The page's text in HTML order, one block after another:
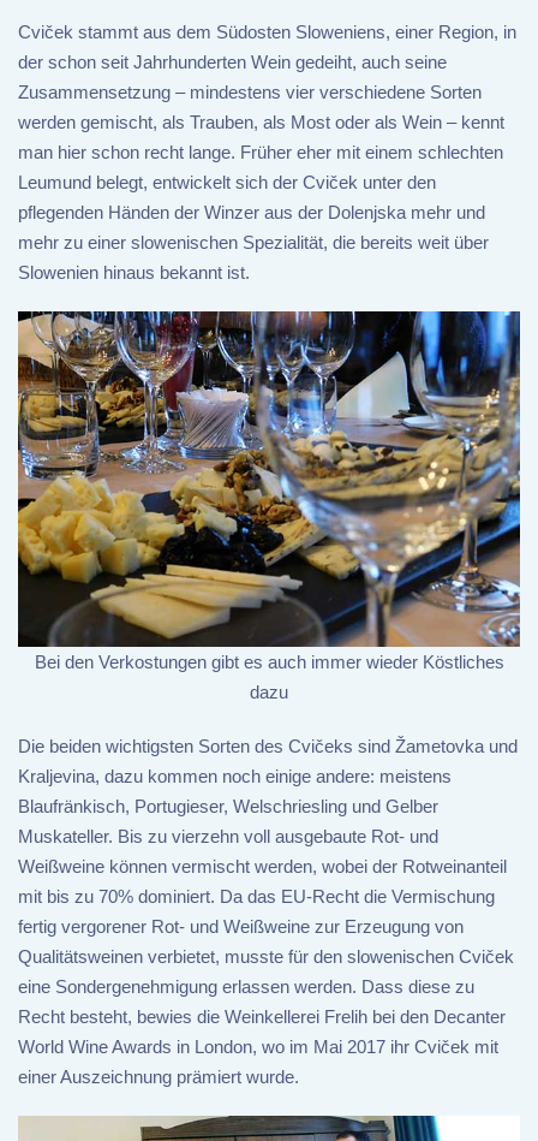
Cviček stammt aus dem Südosten Sloweniens, einer Region, in
der schon seit Jahrhunderten Wein gedeiht, auch seine
Zusammensetzung – mindestens vier verschiedene Sorten
werden gemischt, als Trauben, als Most oder als Wein – kennt
man hier schon recht lange. Früher eher mit einem schlechten
Leumund belegt, entwickelt sich der Cviček unter den
pflegenden Händen der Winzer aus der Dolenjska mehr und
mehr zu einer slowenischen Spezialität, die bereits weit über
Slowenien hinaus bekannt ist.
Bei den Verkostungen gibt es auch immer wieder Köstliches
dazu
Die beiden wichtigsten Sorten des Cvičeks sind Žametovka und
Kraljevina, dazu kommen noch einige andere: meistens
Blaufränkisch, Portugieser, Welschriesling und Gelber
Muskateller. Bis zu vierzehn voll ausgebaute Rot- und
Weißweine können vermischt werden, wobei der Rotweinanteil
mit bis zu 70% dominiert. Da das EU-Recht die Vermischung
fertig vergorener Rot- und Weißweine zur Erzeugung von
Qualitätsweinen verbietet, musste für den slowenischen Cviček
eine Sondergenehmigung erlassen werden. Dass diese zu
Recht besteht, bewies die Weinkellerei Frelih bei den Decanter
World Wine Awards in London, wo im Mai 2017 ihr Cviček mit
einer Auszeichnung prämiert wurde.